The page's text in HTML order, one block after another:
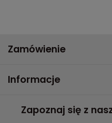
Zamówienie
Informacje
Zapoznaj się z